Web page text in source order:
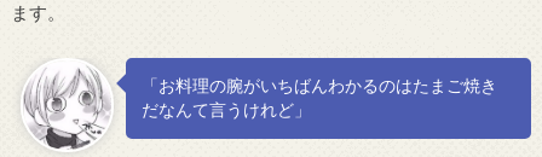
ます。
「お料理の腕がいちばんわかるのはたまご焼き
だなんて言うけれど」